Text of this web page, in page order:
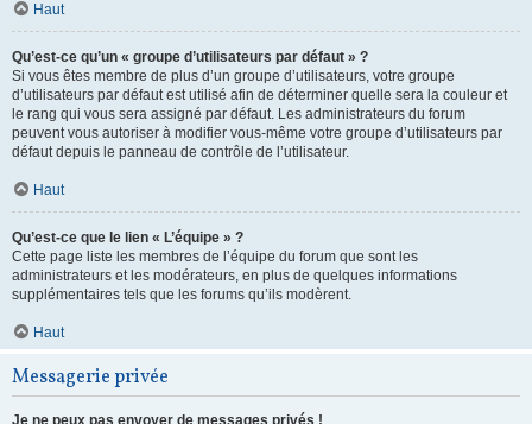
Haut
Qu’est-ce qu’un « groupe d’utilisateurs par défaut » ?
Si vous êtes membre de plus d’un groupe d’utilisateurs, votre groupe
d’utilisateurs par défaut est utilisé afin de déterminer quelle sera la couleur et
le rang qui vous sera assigné par défaut. Les administrateurs du forum
peuvent vous autoriser à modifier vous-même votre groupe d’utilisateurs par
défaut depuis le panneau de contrôle de l’utilisateur.
Haut
Qu’est-ce que le lien « L’équipe » ?
Cette page liste les membres de l’équipe du forum que sont les
administrateurs et les modérateurs, en plus de quelques informations
supplémentaires tels que les forums qu’ils modèrent.
Haut
Messagerie privée
Je ne peux pas envoyer de messages privés !